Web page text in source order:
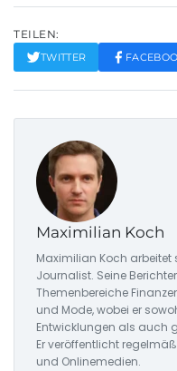
TEILEN:
TWITTER
Maximilian Koch
Maximilian Koch arbeitet
Journalist. Seine
Themenbereiche
und Mode, wobei er
Entwicklungen als auch
Er veröffentlicht
und Onlinemedien.